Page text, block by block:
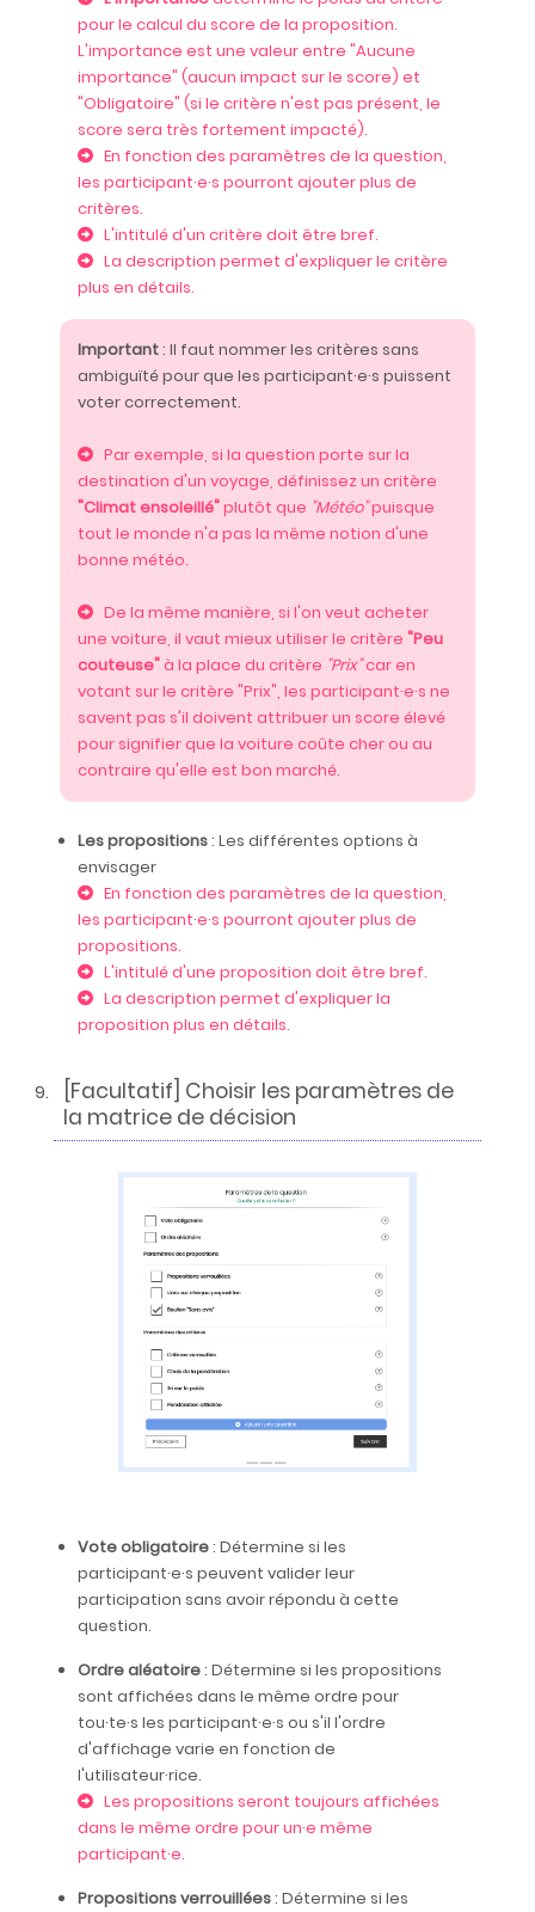
pour le calcul du score de la proposition.
L'importance est une valeur entre "Aucune
importance" (aucun impact sur le score) et
"Obligatoire" (si le critère n'est pas présent, le
score sera très fortement impacté).
En fonction des paramètres de la question,
les participant·e·s pourront ajouter plus de
critères.
L'intitulé d'un critère doit être bref.
La description permet d'expliquer le critère
plus en détails.
Important: Il faut nommer les critères sans
ambiguïté pour que les participant·e·s puissent
voter correctement.
Par exemple, si la question porte sur la
destination d'un voyage, définissez un critère
"Climat ensoleillé"plutôt que "Météo"puisque
tout le monde n'a pas la même notion d'une
bonne météo.
De la même manière, si l'on veut acheter
une voiture, il vaut mieux utiliser le critère "Peu
couteuse"à la place du critère "Prix"car en
votant sur le critère "Prix", les participant·e·s ne
savent pas s'il doivent attribuer un score élevé
pour signifier que la voiture coûte cher ou au
contraire qu'elle est bon marché.
Les propositions: Les différentes options à
envisager
En fonction des paramètres de la question,
les participant·e·s pourront ajouter plus de
propositions.
L'intitulé d'une proposition doit être bref.
La description permet d'expliquer la
proposition plus en détails.
[Facultatif] Choisir les paramètres de
la matrice de décision
Vote obligatoire: Détermine si les
participant·e·s peuvent valider leur
participation sans avoir répondu à cette
question.
Ordre aléatoire: Détermine si les propositions
sont affichées dans le même ordre pour
tou·te·s les participant·e·s ou s'il l'ordre
d'affichage varie en fonction de
l'utilisateur·rice.
Les propositions seront toujours affichées
dans le même ordre pour un·e même
participant·e.
Propositions verrouillées: Détermine si les